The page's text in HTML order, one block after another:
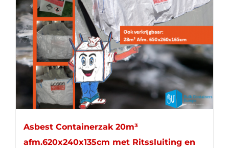
Asbest Containerzak 20m³
afm.620x240x135cm met Ritssluiting en